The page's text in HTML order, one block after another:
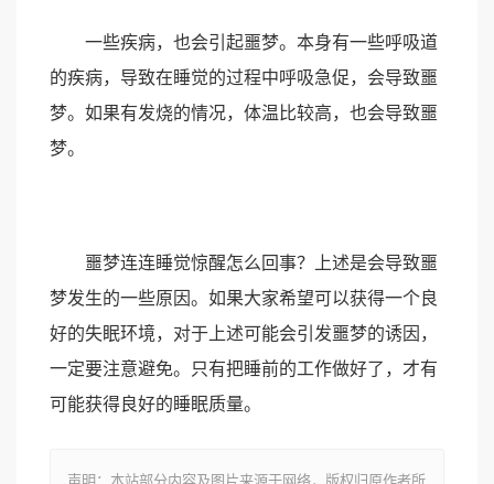
一些疾病，也会引起噩梦。本身有一些呼吸道
的疾病，导致在睡觉的过程中呼吸急促，会导致噩
梦。如果有发烧的情况，体温比较高，也会导致噩
梦。
噩梦连连睡觉惊醒怎么回事？上述是会导致噩
梦发生的一些原因。如果大家希望可以获得一个良
好的失眠环境，对于上述可能会引发噩梦的诱因，
一定要注意避免。只有把睡前的工作做好了，才有
可能获得良好的睡眠质量。